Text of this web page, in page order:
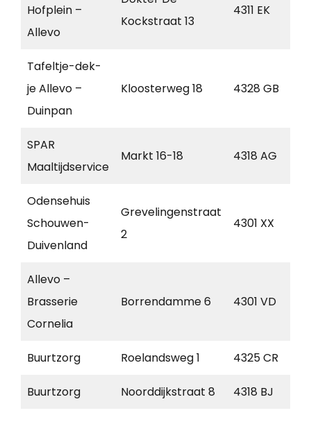
Hofplein –
Allevo
Kockstraat 13
4311 EK
Tafeltje-dek-
je Allevo –
Duinpan
Kloosterweg 18 4328 GB
SPAR
Maaltijdservice
Markt 16-18 4318 AG
Odensehuis
Schouwen-
Duivenland
Grevelingenstraat
2
4301 XX
Allevo –
Brasserie
Cornelia
Borrendamme 6 4301 VD
Buurtzorg Roelandsweg 1 4325 CR
Buurtzorg Noorddijkstraat 8 4318 BJ